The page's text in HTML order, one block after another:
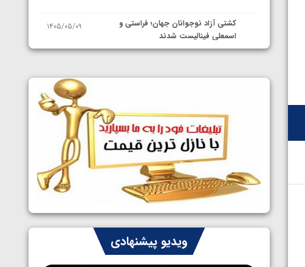
کشتی آزاد نوجوانان جهان؛ فراستی و
اسمعلی فینالیست شدند
1405/05/09
نمایندگان ایران مشخص شدند
سوم برای ایران
1405/05/07
ایران چشم به راه چهار مدال در پنج وزن
دوم کشتی فرنگی نوجوانان جهان
1405/05/06
ویدیو پیشنهادی